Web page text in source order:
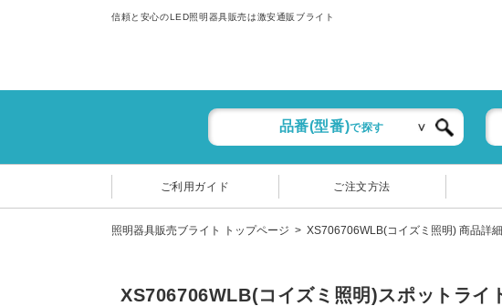
信頼と安心のLED照明器具販売は激安通販ブライト
品番(型番)で探す
ご利用ガイド ご注文方法
照明器具販売ブライト トップページ XS706706WLB(コイズミ照明) 商品詳細
XS706706WLB(コイズミ照明)スポットライ